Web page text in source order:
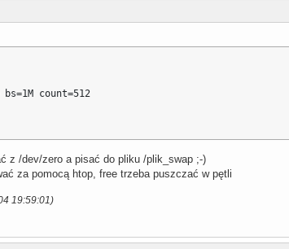
count=512
z /dev/zero a pisać do pliku /plik_swap ;-)
za pomocą htop, free trzeba puszczać w pętli
19:59:01)